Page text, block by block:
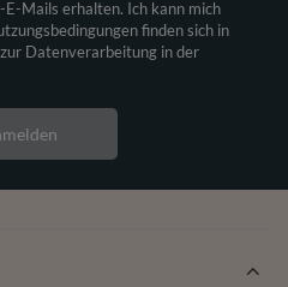
Mails erhalten. Ich kann mich
finden sich in
Datenverarbeitung in der